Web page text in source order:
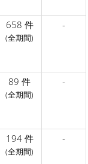
658 件
(全期間)
-
89 件
(全期間)
-
194 件
(全期間)
-